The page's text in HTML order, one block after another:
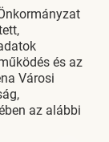
és az
Városi
az alábbi